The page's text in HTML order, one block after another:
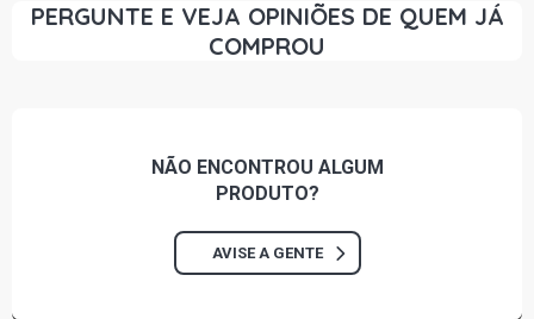
PERGUNTE E VEJA OPINIÕES DE QUEM JÁ
COMPROU
NÃO ENCONTROU ALGUM
PRODUTO?
AVISE A GENTE